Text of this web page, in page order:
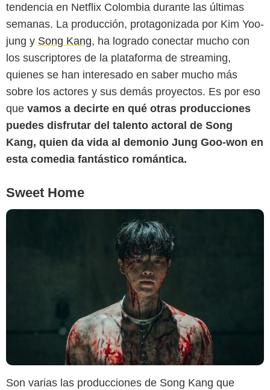
tendencia en Netflix Colombia durante las últimas
semanas. La producción, protagonizada por Kim Yoo-
jung y Song Kang, ha logrado conectar mucho con
los suscriptores de la plataforma de streaming,
quienes se han interesado en saber mucho más
sobre los actores y sus demás proyectos. Es por eso
que vamos a decirte en qué otras producciones
puedes disfrutar del talento actoral de Song
Kang, quien da vida al demonio Jung Goo-won en
esta comedia fantástico romántica.
Sweet Home
Netflix
Son varias las producciones de Song Kang que